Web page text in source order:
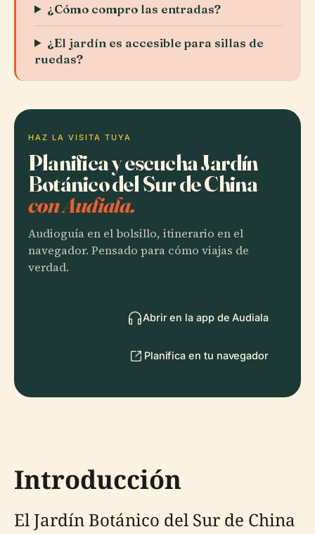
¿Cómo compro las entradas?
¿El jardín es accesible para sillas de
ruedas?
HAZ LA VISITA TUYA
Planifica y escucha Jardín
Botánico del Sur de China
con Audiala.
Audioguía en el bolsillo, itinerario en el
navegador. Pensado para cómo viajas de
verdad.
Abrir en la app de Audiala
Planifica en tu navegador
Introducción
El Jardín Botánico del Sur de China